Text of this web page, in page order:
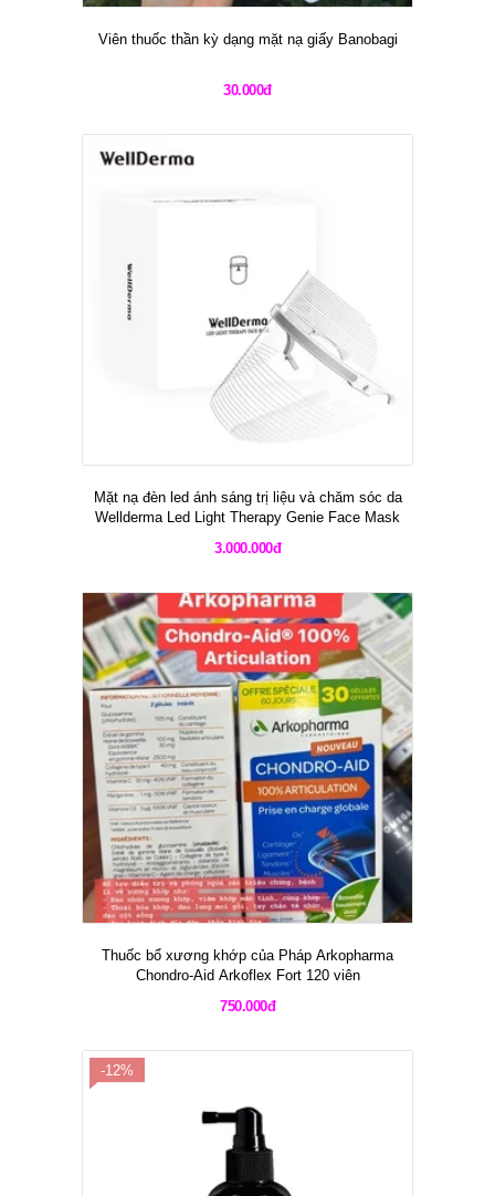
Viên thuốc thần kỳ dạng mặt nạ giấy Banobagi
30.000đ
Mặt nạ đèn led ánh sáng trị liệu và chăm sóc da
Wellderma Led Light Therapy Genie Face Mask
3.000.000đ
Thuốc bổ xương khớp của Pháp Arkopharma
Chondro-Aid Arkoflex Fort 120 viên
750.000đ
-12%